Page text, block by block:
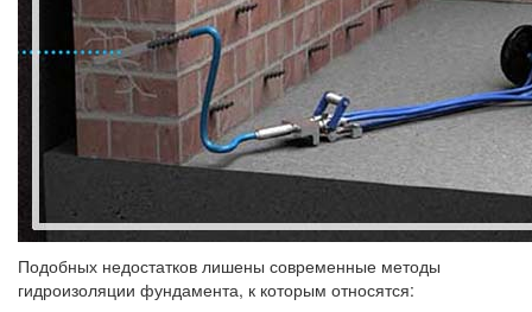
Подобных недостатков лишены современные методы
гидроизоляции фундамента, к которым относятся: